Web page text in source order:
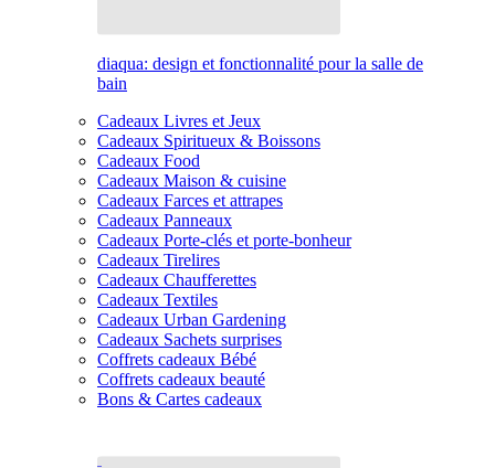
diaqua: design et fonctionnalité pour la salle de
bain
Cadeaux Livres et Jeux
Cadeaux Spiritueux & Boissons
Cadeaux Food
Cadeaux Maison & cuisine
Cadeaux Farces et attrapes
Cadeaux Panneaux
Cadeaux Porte-clés et porte-bonheur
Cadeaux Tirelires
Cadeaux Chaufferettes
Cadeaux Textiles
Cadeaux Urban Gardening
Cadeaux Sachets surprises
Coffrets cadeaux Bébé
Coffrets cadeaux beauté
Bons & Cartes cadeaux